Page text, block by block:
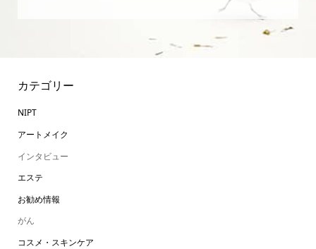
カテゴリー
NIPT
アートメイク
インタビュー
エステ
お勧め情報
がん
コスメ・スキンケア